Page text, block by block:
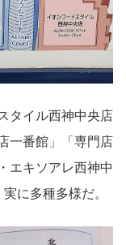
タイル西神中央店
一番館」「専門店
エキソアレ西神中
に多種多様だ。